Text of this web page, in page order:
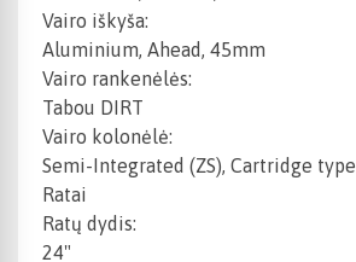
Vairo iškyša:
Aluminium, Ahead, 45mm
Vairo rankenėlės:
Tabou DIRT
Vairo kolonėlė:
Semi-Integrated (ZS), Cartridge type
Ratai
Ratų dydis:
24"